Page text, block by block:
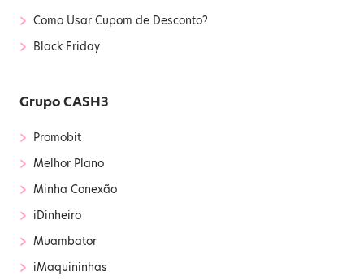
› Como Usar Cupom de Desconto?
› Black Friday
Grupo CASH3
› Promobit
› Melhor Plano
› Minha Conexão
› iDinheiro
› Muambator
› iMaquininhas